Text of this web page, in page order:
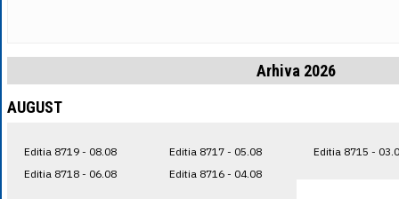
Arhiva 2026
AUGUST
Editia 8719 - 08.08
Editia 8718 - 06.08
Editia 8717 - 05.08
Editia 8716 - 04.08
Editia 8715 -